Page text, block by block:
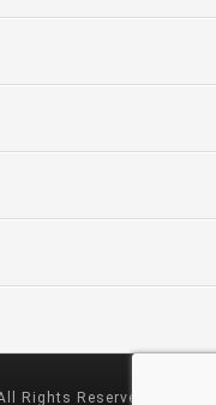
Rights Reserved.